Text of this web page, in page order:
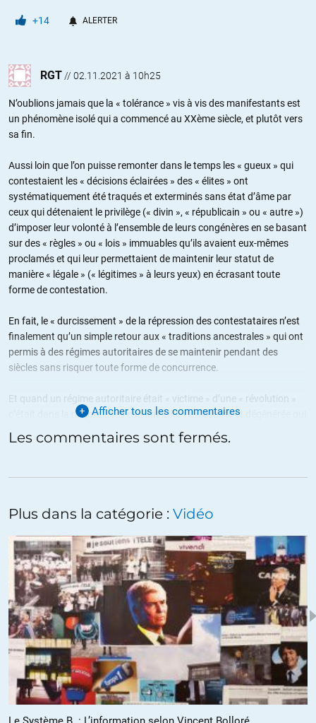
+14 ALERTER
RGT // 02.11.2021 à 10h25
N’oublions jamais que la « tolérance » vis à vis des manifestants est
un phénomène isolé qui a commencé au XXème siècle, et plutôt vers
sa fin.
Aussi loin que l’on puisse remonter dans le temps les « gueux » qui
contestaient les « décisions éclairées » des « élites » ont
systématiquement été traqués et exterminés sans état d’âme par
ceux qui détenaient le privilège (« divin », « républicain » ou « autre »)
d’imposer leur volonté à l’ensemble de leurs congénères en se basant
sur des « règles » ou « lois » immuables qu’ils avaient eux-mêmes
proclamés et qui leur permettaient de maintenir leur statut de
manière « légale » (« légitimes » à leurs yeux) en écrasant toute
forme de contestation.
En fait, le « durcissement » de la répression des contestataires n’est
finalement qu’un simple retour aux « traditions ancestrales » qui ont
permis à des régimes autoritaires de se maintenir pendant des
siècles sans risquer toute forme de concurrence.
Et quand un régime autoritaire était « victime » d’une « révolution »
c’était dans la majorité des cas une élite vieillissante et dégénérée qui
se retrouvait remplacée par une autre « élite » aux crocs plus acérés
qui la remplaçait en se basant sur de nouveaux concepts de
l’époque.
Ainsi les grandes monarchies bâties à la fin du moyen âge se sont
construites sur la « volonté divine » car c’était à l’époque un principe
très « progressiste », puis au XVIIIème siècle ce concept a été basé
sur une « égalité » de tous les « citoyens » (avec cependant un faible
pourcentage qui étaient largement plus « égaux » que les autres).
Rien de neuf au niveau de l’humanité.
Les « élites » préservent leurs fesses et leurs privilèges en traquant
méthodiquement les contestataires (surtout s’ils sont pacifiques –
on ne craint pas de se prendre une balle perdue) pour que ce système
de caste perdure aussi longtemps que possible.
Afficher tous les commentaires
Les commentaires sont fermés.
Plus dans la catégorie : Vidéo